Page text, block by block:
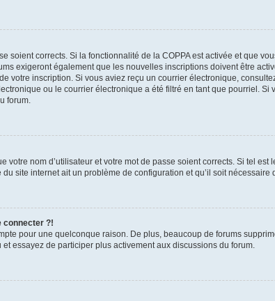
soient corrects. Si la fonctionnalité de la COPPA est activée et que
exigeront également que les nouvelles inscriptions doivent être
votre inscription. Si vous aviez reçu un courrier électronique,
ou le courrier électronique a été filtré en tant que pourriel.
forum.
votre nom d’utilisateur et votre mot de passe soient corrects. Si tel
site internet ait un problème de configuration et qu’il soit nécessaire
connecter ?!
pour une quelconque raison. De plus, beaucoup de forums
essayez de participer plus activement aux discussions du forum.